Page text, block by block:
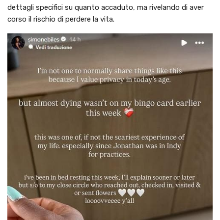
dettagli specifici su quanto accaduto, ma rivelando di aver
corso il rischio di perdere la vita.